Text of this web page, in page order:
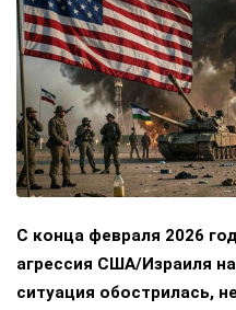
С конца февраля 2026
агрессия США/Израиля
ситуация обострилась,